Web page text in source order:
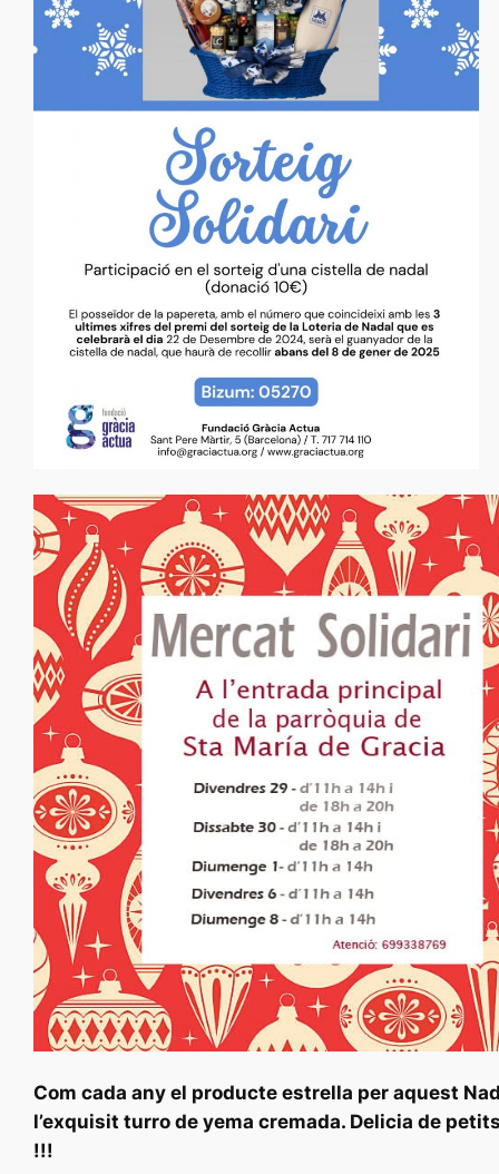
Com cada any el producte estrella per aquest
l’exquisit turro de yema cremada. Delicia de
!!!